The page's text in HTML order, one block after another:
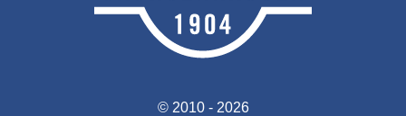
© 2010 - 2026